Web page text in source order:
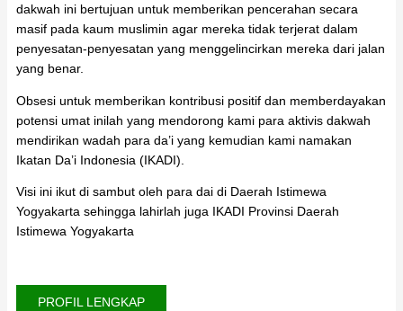
dakwah ini bertujuan untuk memberikan pencerahan secara
masif pada kaum muslimin agar mereka tidak terjerat dalam
penyesatan-penyesatan yang menggelincirkan mereka dari jalan
yang benar.
Obsesi untuk memberikan kontribusi positif dan memberdayakan
potensi umat inilah yang mendorong kami para aktivis dakwah
mendirikan wadah para da’i yang kemudian kami namakan
Ikatan Da’i Indonesia (IKADI).
Visi ini ikut di sambut oleh para dai di Daerah Istimewa
Yogyakarta sehingga lahirlah juga IKADI Provinsi Daerah
Istimewa Yogyakarta
PROFIL LENGKAP